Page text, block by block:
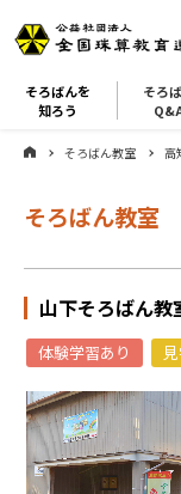
そろばんを
知ろう
そろ
そろばん教室 高
そろばん教室
山下そろばん教
体験学習あり